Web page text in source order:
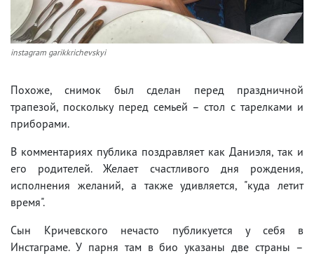
instagram garikkrichevskyi
Похоже, снимок был сделан перед праздничной
трапезой, поскольку перед семьей – стол с тарелками и
приборами.
В комментариях публика поздравляет как Даниэля, так и
его родителей. Желает счастливого дня рождения,
исполнения желаний, а также удивляется, "куда летит
время".
Сын Кричевского нечасто публикуется у себя в
Инстаграме. У парня там в био указаны две страны –